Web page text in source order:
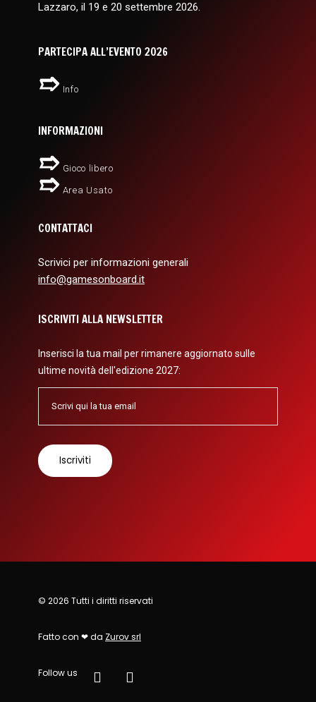
Lazzaro, il 19 e 20 settembre 2026.
PARTECIPA ALL’EVENTO 2026
Info
INFORMAZIONI
Gioco libero
Area Usato
CONTATTACI
Scrivici per informazioni generali
info@gamesonboard.it
ISCRIVITI ALLA NEWSLETTER
Inserisci la tua mail per rimanere aggiornato sulle
ultime novità dell'edizione 2027:
© 2026 Tutti i diritti riservati
Fatto con ❤ da Zurov srl
Follow us